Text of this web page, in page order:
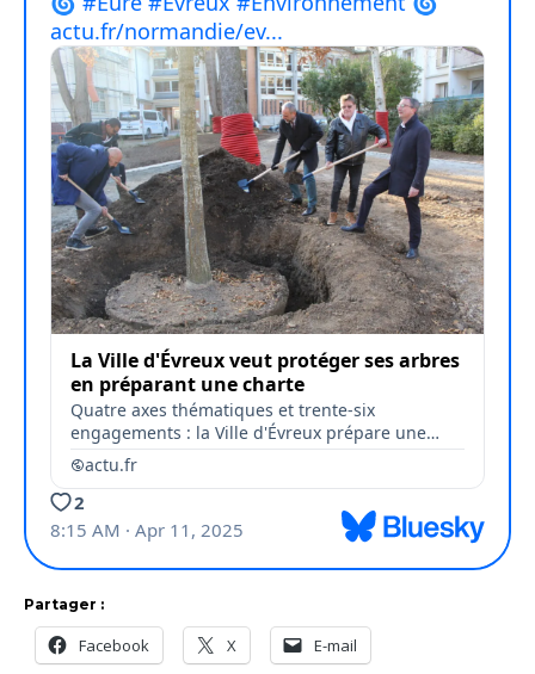
Partager :
Facebook X E-mail